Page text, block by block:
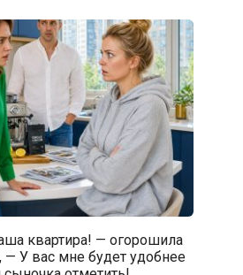
квартира! — огорошила
— У вас мне будет удобнее